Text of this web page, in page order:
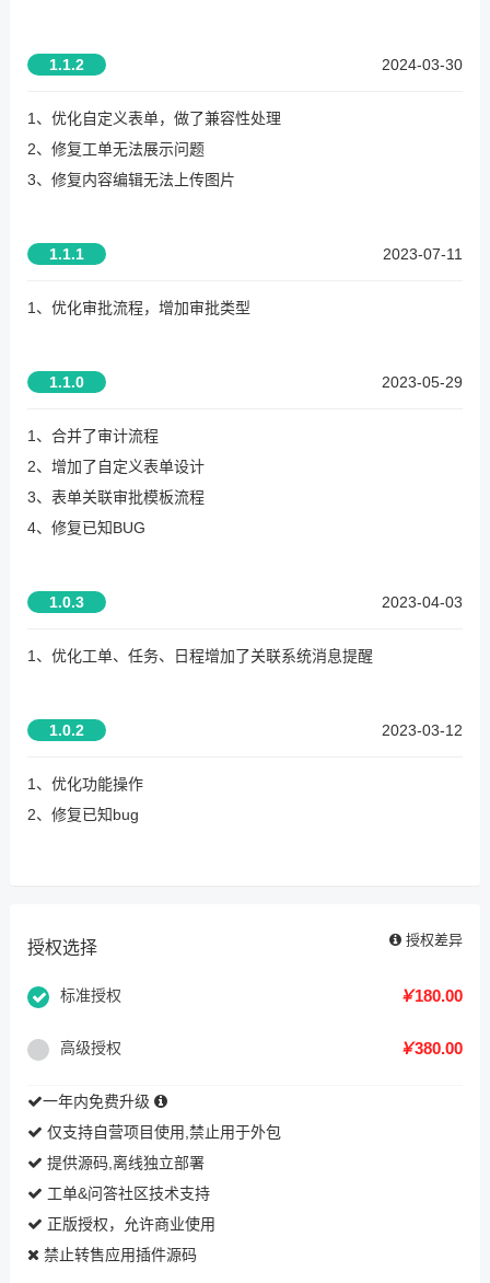
1.1.2 2024-03-30
1、优化自定义表单，做了兼容性处理
2、修复工单无法展示问题
3、修复内容编辑无法上传图片
1.1.1 2023-07-11
1、优化审批流程，增加审批类型
1.1.0 2023-05-29
1、合并了审计流程
2、增加了自定义表单设计
3、表单关联审批模板流程
4、修复已知BUG
1.0.3 2023-04-03
1、优化工单、任务、日程增加了关联系统消息提醒
1.0.2 2023-03-12
1、优化功能操作
2、修复已知bug
授权选择 授权差异
标准授权 ￥180.00
高级授权 ￥380.00
一年内免费升级
仅支持自营项目使用,禁止用于外包
提供源码,离线独立部署
工单&问答社区技术支持
正版授权，允许商业使用
禁止转售应用插件源码